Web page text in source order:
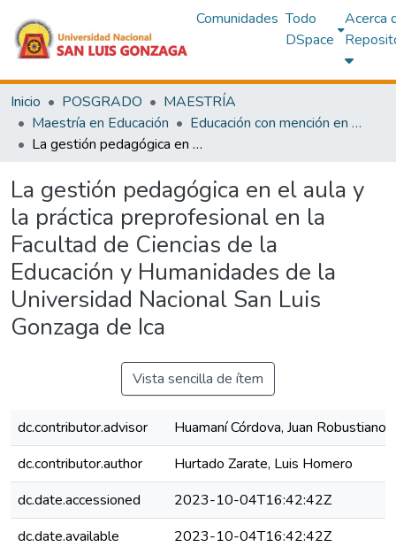
Comunidades Todo
DSpace
Acerca
Inicio POSGRADO
MAESTRÍA
Maestría en Educación
Educación con mención en Administración y Planificación de la Educación Superior
La gestión pedagógica en el aula y la práctica preprofesional en la Facultad de Ciencias de la Educación y Humanidades de la Universidad Nacional San Luis Gonzaga de Ica
La gestión pedagógica en el aula y
la práctica preprofesional en la
Facultad de Ciencias de la
Educación y Humanidades de la
Universidad Nacional San Luis
Gonzaga de Ica
Vista sencilla de ítem
dc.contributor.advisor
Huamaní Córdova, Juan Robustiano
dc.contributor.author
Hurtado Zarate, Luis Homero
dc.date.accessioned
2023-10-04T16:42:42Z
dc.date.available
2023-10-04T16:42:42Z